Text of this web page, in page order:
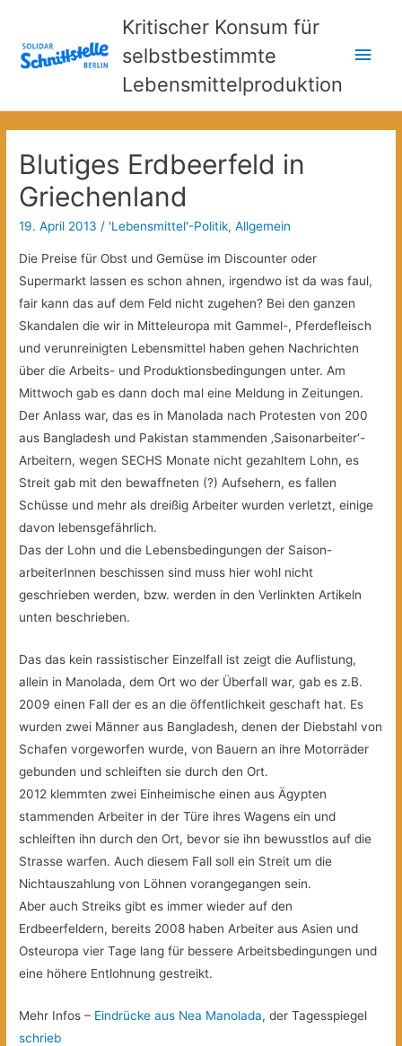
Kritischer Konsum für
selbstbestimmte
Lebensmittelproduktion
Blutiges Erdbeerfeld in
Griechenland
19. April 2013 / 'Lebensmittel'-Politik,Allgemein
Die Preise für Obst und Gemüse im Discounter oder
Supermarkt lassen es schon ahnen, irgendwo ist da was faul,
fair kann das auf dem Feld nicht zugehen? Bei den ganzen
Skandalen die wir in Mitteleuropa mit Gammel-, Pferdefleisch
und verunreinigten Lebensmittel haben gehen Nachrichten
über die Arbeits- und Produktionsbedingungen unter. Am
Mittwoch gab es dann doch mal eine Meldung in Zeitungen.
Der Anlass war, das es in Manolada nach Protesten von 200
aus Bangladesh und Pakistan stammenden ‚Saisonarbeiter‘-
Arbeitern, wegen SECHS Monate nicht gezahltem Lohn, es
Streit gab mit den bewaffneten (?) Aufsehern, es fallen
Schüsse und mehr als dreißig Arbeiter wurden verletzt, einige
davon lebensgefährlich.
Das der Lohn und die Lebensbedingungen der Saison-
arbeiterInnen beschissen sind muss hier wohl nicht
geschrieben werden, bzw. werden in den Verlinkten Artikeln
unten beschrieben.
Das das kein rassistischer Einzelfall ist zeigt die Auflistung,
allein in Manolada, dem Ort wo der Überfall war, gab es z.B.
2009 einen Fall der es an die öffentlichkeit geschaft hat. Es
wurden zwei Männer aus Bangladesh, denen der Diebstahl von
Schafen vorgeworfen wurde, von Bauern an ihre Motorräder
gebunden und schleiften sie durch den Ort.
2012 klemmten zwei Einheimische einen aus Ägypten
stammenden Arbeiter in der Türe ihres Wagens ein und
schleiften ihn durch den Ort, bevor sie ihn bewusstlos auf die
Strasse warfen. Auch diesem Fall soll ein Streit um die
Nichtauszahlung von Löhnen vorangegangen sein.
Aber auch Streiks gibt es immer wieder auf den
Erdbeerfeldern, bereits 2008 haben Arbeiter aus Asien und
Osteuropa vier Tage lang für bessere Arbeitsbedingungen und
eine höhere Entlohnung gestreikt.
Mehr Infos – Eindrücke aus Nea Manolada, der Tagesspiegel
schrieb